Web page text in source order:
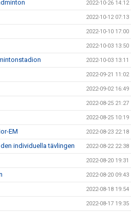
2022-10-26 14:12
2022-10-12 07:13
2022-10-10 17:00
2022-10-03 13:50
2022-10-03 13:11
2022-09-21 11:02
2022-09-02 16:49
2022-08-25 21:27
2022-08-25 10:19
EM 2022-08-23 22:18
individuella tävlingen 2022-08-22 22:38
2022-08-20 19:31
2022-08-20 09:43
2022-08-18 19:54
2022-08-17 19:35